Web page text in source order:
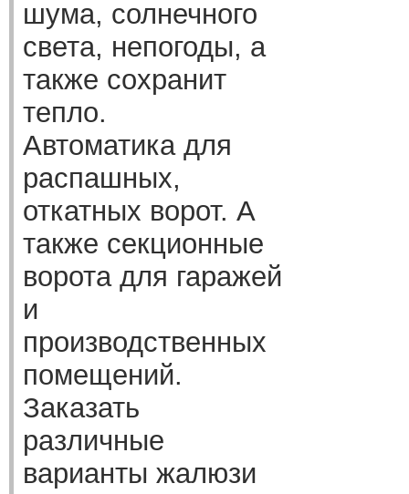
шума, солнечного
света, непогоды, а
также сохранит
тепло.
Автоматика для
распашных,
откатных ворот. А
также секционные
ворота для гаражей
и
производственных
помещений.
Заказать
различные
варианты жалюзи